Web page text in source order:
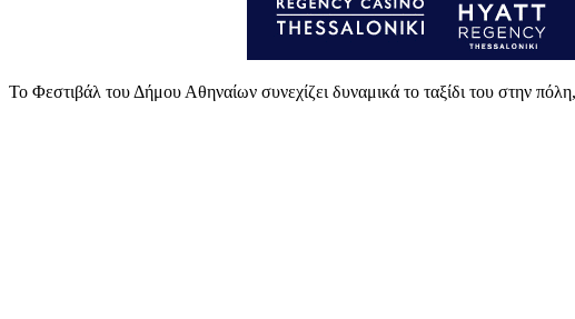
Το Φεστιβάλ του Δήμου Αθηναίων συνεχίζει δυναμικά το ταξίδι του στην